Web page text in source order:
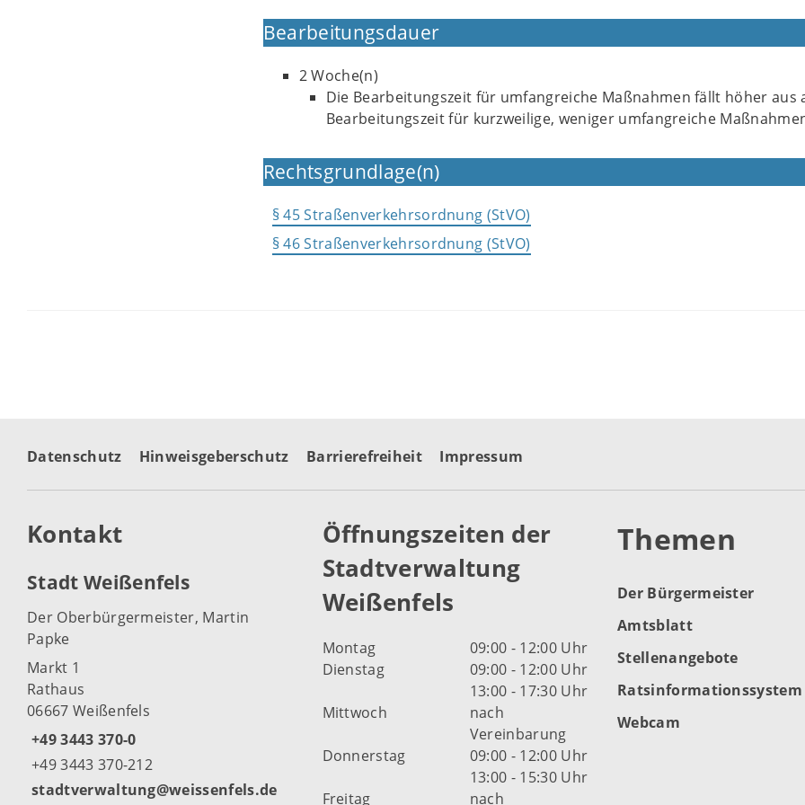
Bearbeitungsdauer
2 Woche(n)
Die Bearbeitungszeit für umfangreiche Maßnahmen fällt höher aus
Bearbeitungszeit für kurzweilige, weniger umfangreiche
Rechtsgrundlage(n)
§ 45 Straßenverkehrsordnung (StVO)
§ 46 Straßenverkehrsordnung (StVO)
Datenschutz Hinweisgeberschutz Barrierefreiheit Impressum
Kontakt
Stadt Weißenfels
Der Oberbürgermeister, Martin
Papke
Markt 1
Rathaus
06667 Weißenfels
+49 3443 370-0
+49 3443 370-212
stadtverwaltung@weissenfels.de
Öffnungszeiten der
Stadtverwaltung
Weißenfels
Montag
09:00 - 12:00 Uhr
Dienstag
09:00 - 12:00 Uhr
13:00 - 17:30 Uhr
Mittwoch
nach
Vereinbarung
Donnerstag
09:00 - 12:00 Uhr
13:00 - 15:30 Uhr
Freitag
nach
Themen
Der Bürgermeister
Amtsblatt
Stellenangebote
Ratsinformationssystem
Webcam